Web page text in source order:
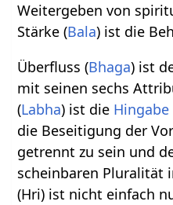
Weitergeben von
Stärke (Bala) ist die
Überfluss (Bhaga) ist
mit seinen sechs
(Labha) ist die Hingabe
die Beseitigung der
getrennt zu sein und
scheinbaren Pluralität
(Hri) ist nicht einfach